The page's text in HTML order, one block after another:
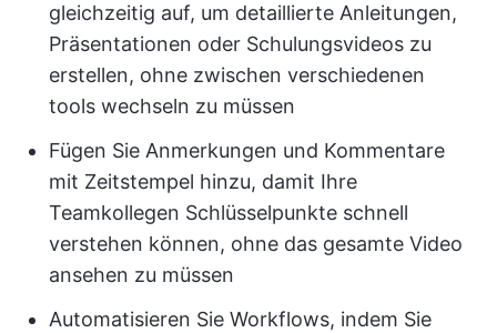
gleichzeitig auf, um detaillierte Anleitungen,
Präsentationen oder Schulungsvideos zu
erstellen, ohne zwischen verschiedenen
tools wechseln zu müssen
Fügen Sie Anmerkungen und Kommentare
mit Zeitstempel hinzu, damit Ihre
Teamkollegen Schlüsselpunkte schnell
verstehen können, ohne das gesamte Video
ansehen zu müssen
Automatisieren Sie Workflows, indem Sie